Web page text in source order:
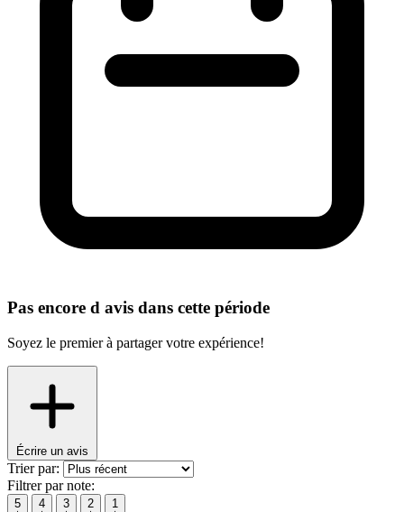
Pas encore d avis dans cette période
Soyez le premier à partager votre expérience!
Écrire un avis
Trier par:
Filtrer par note:
5 4 3 2 1